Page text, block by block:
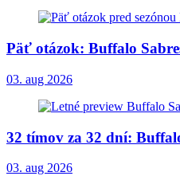
Päť otázok: Buffalo
03. aug 2026
32 tímov za 32 dní:
03. aug 2026